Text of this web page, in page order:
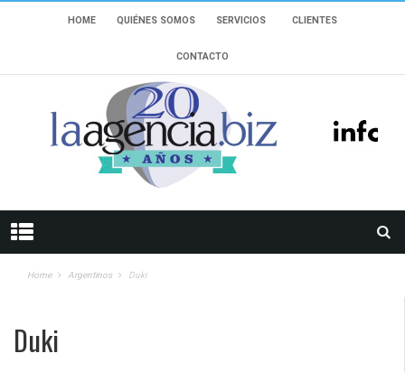
HOME QUIÉNES SOMOS SERVICIOS CLIENTES
CONTACTO
Home Argentinos Duki
Duki